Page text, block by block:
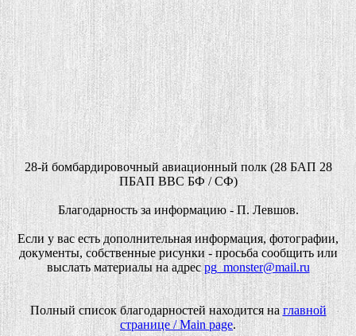
28-й бомбардировочный авиационный полк (28 БАП 28
ПБАП ВВС БФ / СФ)
Благодарность за информацию - П. Левшов.
Если у вас есть дополнительная информация, фотографии,
документы, собственные рисунки - просьба сообщить или
выслать материалы на адресpg_monster@mail.ru
Полный список благодарностей находится наглавной
странице / Main page.